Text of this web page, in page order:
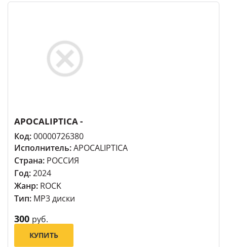
APOCALIPTICA -
Код:00000726380
Исполнитель:APOCALIPTICA
Страна: РОССИЯ
Год:2024
Жанр: ROCK
Тип: MP3 диски
300 руб.
КУПИТЬ